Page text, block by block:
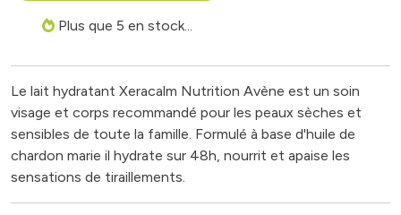
Plus que 5 en stock...
Le lait hydratant Xeracalm Nutrition Avène est un soin
visage et corps recommandé pour les peaux sèches et
sensibles de toute la famille. Formulé à base d'huile de
chardon marie il hydrate sur 48h, nourrit et apaise les
sensations de tiraillements.